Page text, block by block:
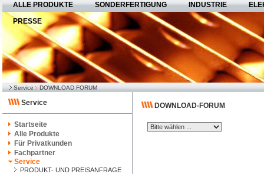
ALLE PRODUKTE SONDERFERTIGUNG INDUSTRIE
PRESSE
Service DOWNLOAD FORUM
Service
Startseite
Alle Produkte
Für Privatkunden
Fachpartner
Service
PRODUKT- UND PREISANFRAGE
DOWNLOAD-FORUM